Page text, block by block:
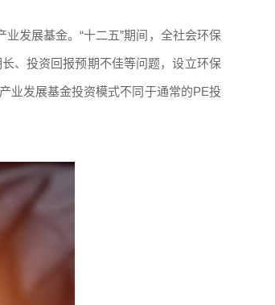
发展基金。“十二五”期间，全社会环保
、投资回报预期不佳等问题，设立环保
业发展基金投资模式不同于通常的PE投